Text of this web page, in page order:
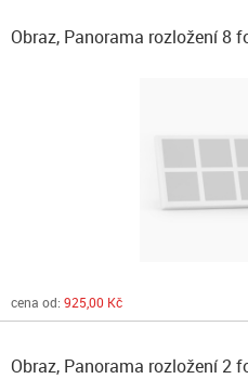
Obraz, Panorama rozložení 8
cena od: 925,00 Kč
Obraz, Panorama rozložení 2